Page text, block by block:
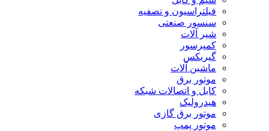
فیلتراسیون و تصفیه
سنسور صنعتی
شیر آلات
کمپرسور
گیربکس
ماشین آلات
موتور برق
کابل و اتصالات شبکه
هیدرولیک
موتور برق گازی
موتور پمپ